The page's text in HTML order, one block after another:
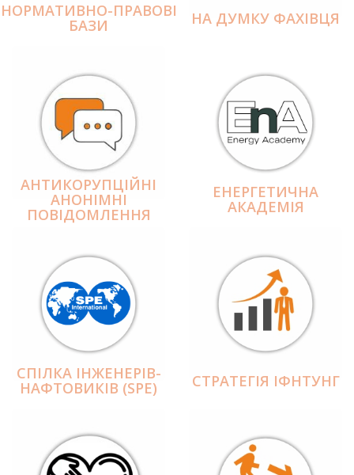
НОРМАТИВНО-ПРАВОВІ
БАЗИ НА ДУМКУ ФАХІВЦЯ
АНТИКОРУПЦІЙНІ
АНОНІМНІ
ПОВІДОМЛЕННЯ
ЕНЕРГЕТИЧНА
АКАДЕМІЯ
СПІЛКА ІНЖЕНЕРІВ-
НАФТОВИКІВ (SPE) СТРАТЕГІЯ ІФНТУНГ